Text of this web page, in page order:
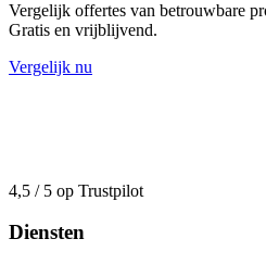
Vergelijk offertes van betrouwbare
Gratis en vrijblijvend.
Vergelijk nu
4,5 / 5 op Trustpilot
Diensten